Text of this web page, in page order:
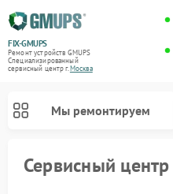
FIX-GMUPS
Ремонт устройств GMUPS
Специализированный
cервисный центр г.Москва
Мы ремонтируем
Сервисный центр